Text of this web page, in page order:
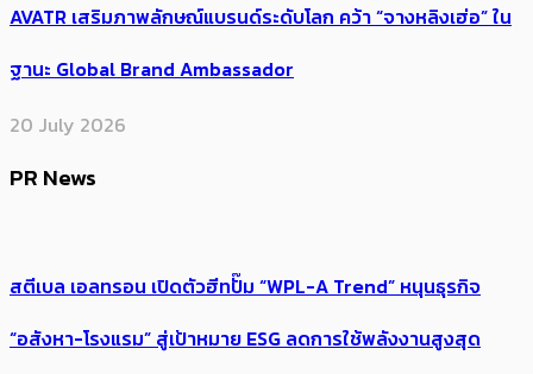
AVATR เสริมภาพลักษณ์แบรนด์ระดับโลก คว้า “จางหลิงเฮ่อ” ใน
ฐานะ Global Brand Ambassador
20 July 2026
PR News
สตีเบล เอลทรอน เปิดตัวฮีทปั๊ม “WPL-A Trend” หนุนธุรกิจ
“อสังหา-โรงแรม” สู่เป้าหมาย ESG ลดการใช้พลังงานสูงสุด